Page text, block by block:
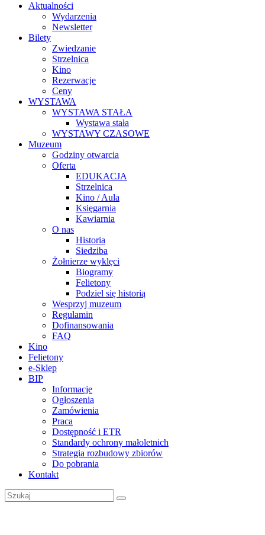
Aktualności
Wydarzenia
Newsletter
Bilety
Zwiedzanie
Strzelnica
Kino
Rezerwacje
Ceny
WYSTAWA
WYSTAWA STAŁA
Wystawa stała
WYSTAWY CZASOWE
Muzeum
Godziny otwarcia
Oferta
EDUKACJA
Strzelnica
Kino / Aula
Księgarnia
Kawiarnia
O nas
Historia
Siedziba
Żołnierze wyklęci
Biogramy
Felietony
Podziel się historią
Wesprzyj muzeum
Regulamin
Dofinansowania
FAQ
Kino
Felietony
e-Sklep
BIP
Informacje
Ogłoszenia
Zamówienia
Praca
Dostępność i ETR
Standardy ochrony małoletnich
Strategia rozbudowy zbiorów
Do pobrania
Kontakt